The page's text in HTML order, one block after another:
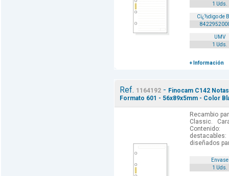
1 Uds.
Cï¿½digo de
UMV
1 Uds.
+ Información
Ref. 1164192- Finocam C142
Formato 601 - 56x89x5mm - Color
Recambio
Classic.
diseñados
Envase
1 Uds.